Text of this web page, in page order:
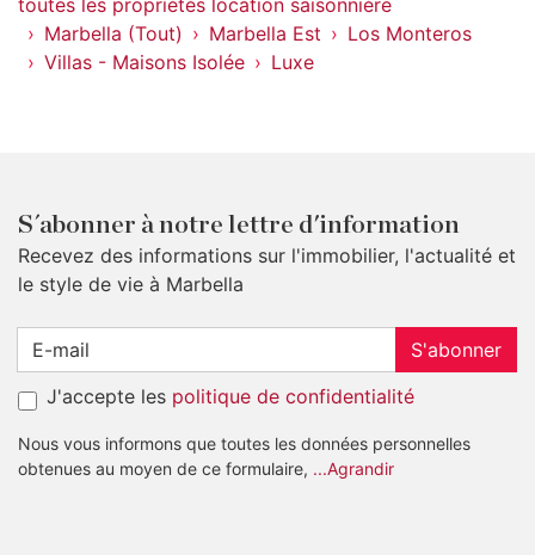
toutes les propriétés location saisonnière
Marbella (Tout)
Marbella Est
Los Monteros
Villas - Maisons Isolée
Luxe
S´abonner à notre lettre d'information
Recevez des informations sur l'immobilier, l'actualité et
le style de vie à Marbella
S'abonner
J'accepte les politique de confidentialité
Nous vous informons que toutes les données personnelles
obtenues au moyen de ce formulaire, ...Agrandir